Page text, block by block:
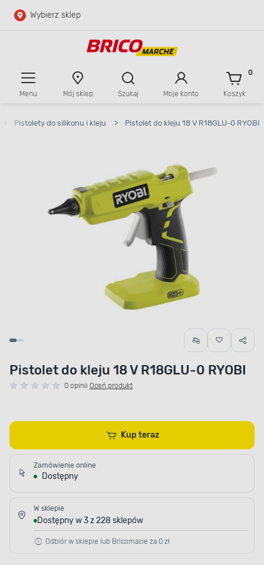
Przejdź do głównej zawartości
Wybierz sklep
Menu Mój sklep Szukaj Moje konto Koszyk
0
> Pistolety do silikonu i kleju > Pistolet do kleju 18 V R18GLU-0 RYOBI
Pistolet do kleju 18 V R18GLU-0 RYOBI
0 opinii Oceń produkt
Kup teraz
Zamówienie online
Dostępny
W sklepie
Dostępny w 3 z 228 sklepów
Odbiór w sklepie lub Bricomacie za 0 zł